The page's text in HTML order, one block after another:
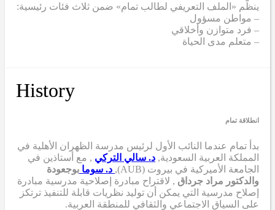
ينظَّم «الملف التعريفي لطالب تمام» ضمن ثلاث فئات رئيسية:
– مواطن مسؤول
– فرد متوازن وأخلاقي
– متعلم مدى الحياة
History
انطلاقة تمام
بدأ تمام عندما النائب الأول لرئيس مدرسة الظهران الأهلية في
المملكة العربية السعودية, د. سالي التركي , مع أستاذين في
الجامعة الأميركية في بيروت (AUB),
د. سوما بوجعودة
والدكتور مراد جرداق , لاقتراح مبادرة إصلاحية مدرسية مبادرة
إصلاح مدرسية التي يمكن أن توليد نظريات قابلة للتنفيذ ترتكز
على السياق الاجتماعي والثقافي للمنطقة العربية.